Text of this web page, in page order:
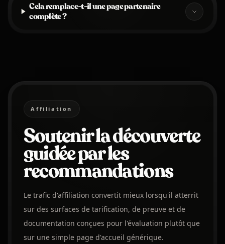
Cela remplace-t-il une page partenaire
complète ?
Affiliation
Soutenir la découverte
guidée par les
recommandations
Le trafic d'affiliation convertit mieux lorsqu'il atterrit
sur des surfaces de tarification, de preuve et de
documentation conçues pour l'évaluation plutôt que
sur une simple page d'accueil générique.